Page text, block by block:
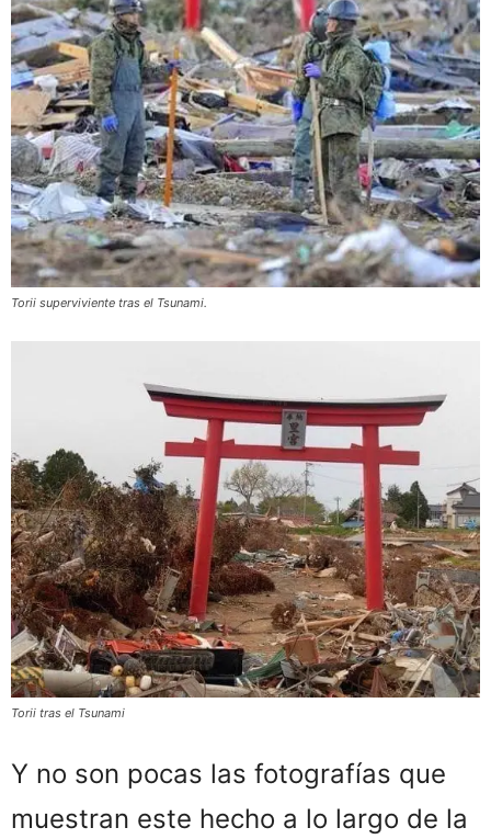
Torii superviviente tras el Tsunami.
Torii tras el Tsunami
Y no son pocas las fotografías que
muestran este hecho a lo largo de la